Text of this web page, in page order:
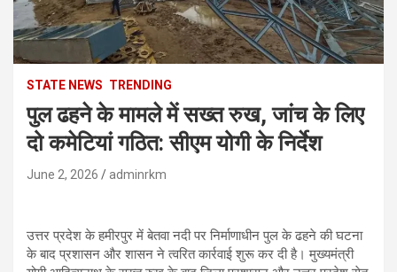
STATE NEWS TRENDING
पुल ढहने के मामले में सख्त रुख, जांच के लिए
दो कमेटियां गठित: सीएम योगी के निर्देश
June 2, 2026 adminrkm
उत्तर प्रदेश के हमीरपुर में बेतवा नदी पर निर्माणाधीन पुल के ढहने की घटना
के बाद प्रशासन और शासन ने त्वरित कार्रवाई शुरू कर दी है। मुख्यमंत्री